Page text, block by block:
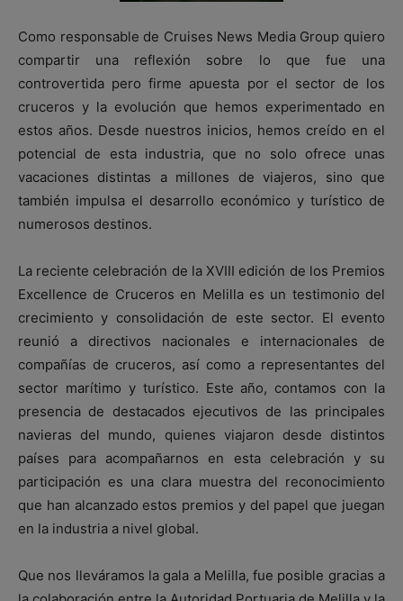
Como responsable de Cruises News Media Group quiero
compartir una reflexión sobre lo que fue una
controvertida pero firme apuesta por el sector de los
cruceros y la evolución que hemos experimentado en
estos años. Desde nuestros inicios, hemos creído en el
potencial de esta industria, que no solo ofrece unas
vacaciones distintas a millones de viajeros, sino que
también impulsa el desarrollo económico y turístico de
numerosos destinos.
La reciente celebración de la XVIII edición de los Premios
Excellence de Cruceros en Melilla es un testimonio del
crecimiento y consolidación de este sector. El evento
reunió a directivos nacionales e internacionales de
compañías de cruceros, así como a representantes del
sector marítimo y turístico. Este año, contamos con la
presencia de destacados ejecutivos de las principales
navieras del mundo, quienes viajaron desde distintos
países para acompañarnos en esta celebración y su
participación es una clara muestra del reconocimiento
que han alcanzado estos premios y del papel que juegan
en la industria a nivel global.
Que nos lleváramos la gala a Melilla, fue posible gracias a